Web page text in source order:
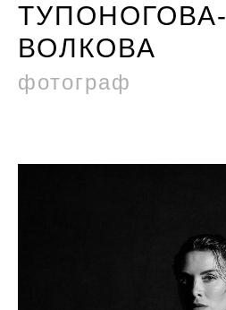
ТУПОНОГОВА-
ВОЛКОВА
фотограф